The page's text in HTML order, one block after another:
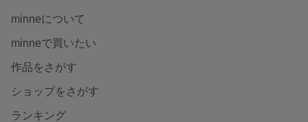
minneについて
minneで買いたい
作品をさがす
ショップをさがす
ランキング